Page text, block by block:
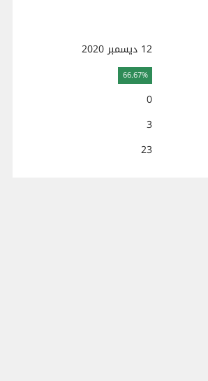
12 ديسمبر 2020
66.67%
0
3
23